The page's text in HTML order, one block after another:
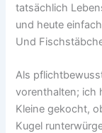
tatsächlich
und heute
Und
Als
vorenthalten; ich
Kleine gekocht,
Kugel